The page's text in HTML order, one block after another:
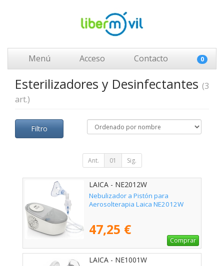
Menú Acceso Contacto 0
Esterilizadores y Desinfectantes (3
art.)
Filtro
Ant. 01 Sig.
LAICA - NE2012W
Nebulizador a Pistón para
Aerosolterapia Laica NE2012W
47,25 €
Comprar
LAICA - NE1001W